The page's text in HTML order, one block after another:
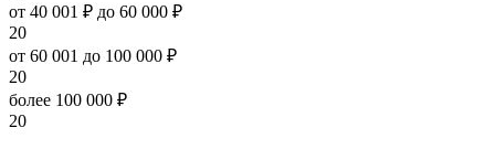
от 40 001 ₽ до 60 000 ₽
20
от 60 001 до 100 000 ₽
20
более 100 000 ₽
20